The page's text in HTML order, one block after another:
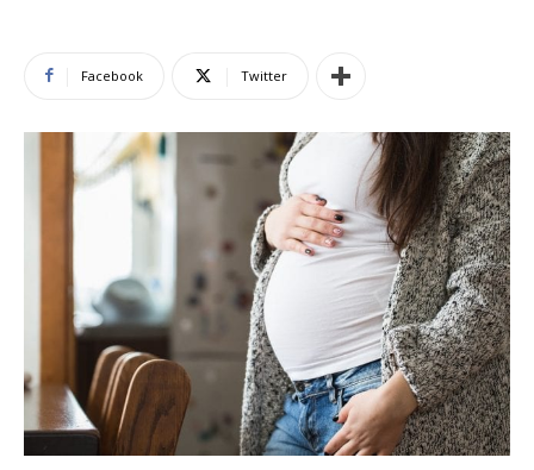
Facebook Twitter